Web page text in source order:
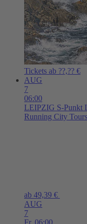
Tickets ab ??,?? €
AUG
7
06:00
LEIPZIG S-Punkt
Running City Tours
ab 49,39 €
AUG
7
Fr, 06:00